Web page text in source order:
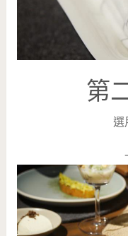
第
選